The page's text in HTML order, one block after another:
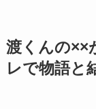
渡くんの××
レで物語と